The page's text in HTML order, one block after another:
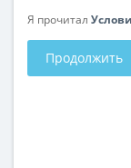
Я прочитал
Продолжить